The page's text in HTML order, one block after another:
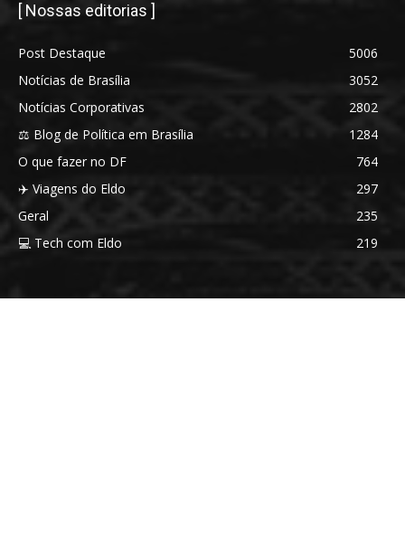
[ Nossas editorias ]
Post Destaque
5006
Notícias de Brasília
3052
Notícias Corporativas
2802
⚖️ Blog de Política em Brasília
1284
O que fazer no DF
764
✈️ Viagens do Eldo
297
Geral
235
💻 Tech com Eldo
219